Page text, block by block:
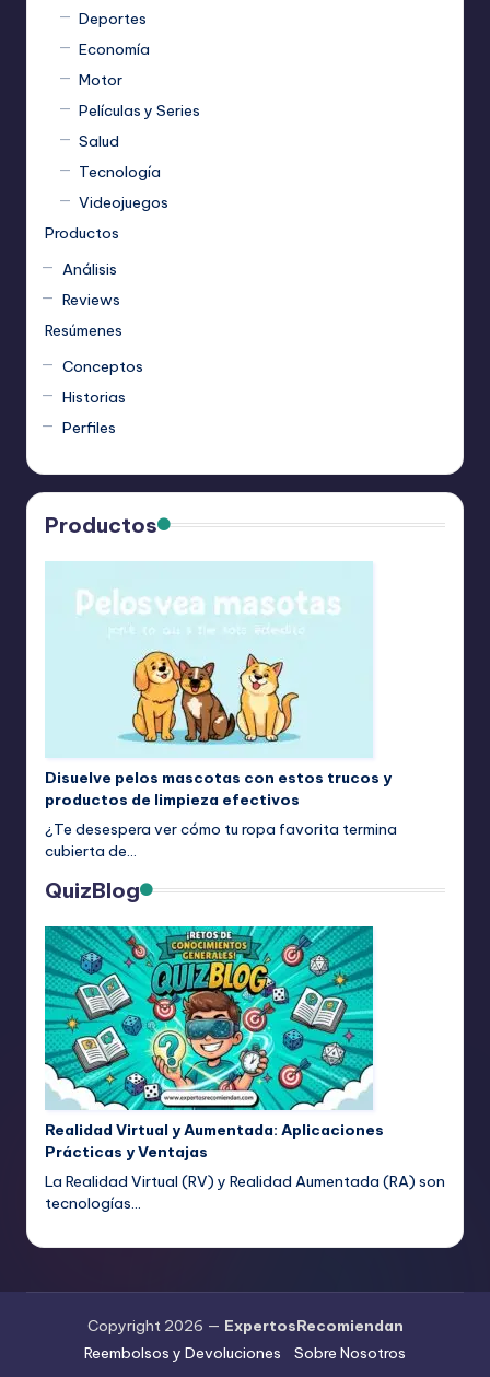
Deportes
Economía
Motor
Películas y Series
Salud
Tecnología
Videojuegos
Productos
Análisis
Reviews
Resúmenes
Conceptos
Historias
Perfiles
Productos
Disuelve pelos mascotas con estos trucos y
productos de limpieza efectivos
¿Te desespera ver cómo tu ropa favorita termina
cubierta de…
QuizBlog
Realidad Virtual y Aumentada: Aplicaciones
Prácticas y Ventajas
La Realidad Virtual (RV) y Realidad Aumentada (RA) son
tecnologías…
Copyright 2026 — ExpertosRecomiendan
Reembolsos y Devoluciones
Sobre Nosotros